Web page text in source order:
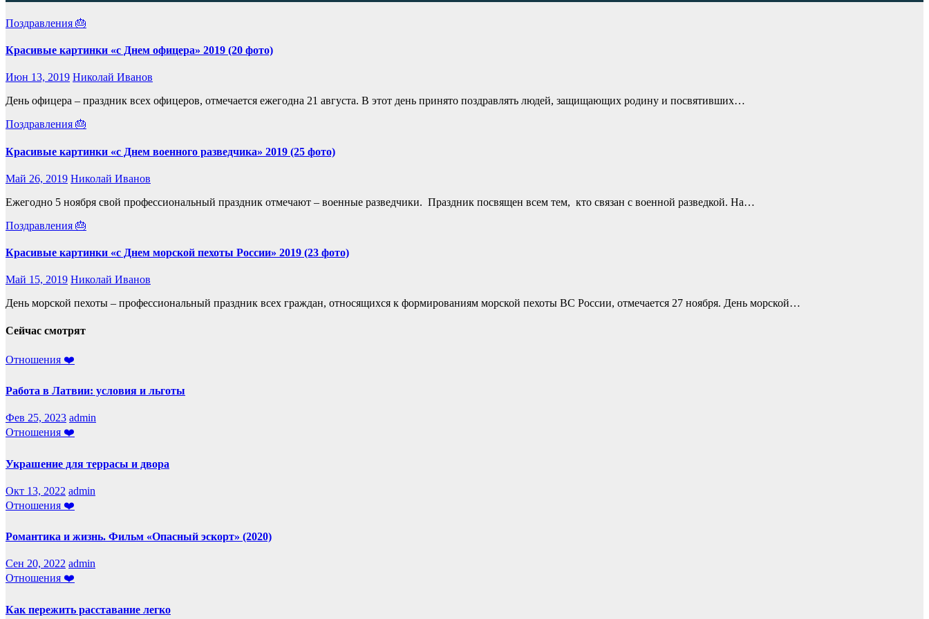
Поздравления 🎂
Красивые картинки «с Днем офицера» 2019 (20 фото)
Июн 13, 2019 Николай Иванов
День офицера – праздник всех офицеров, отмечается ежегодна 21 августа. В этот день принято поздравлять людей, защищающих родину и посвятивших…
Поздравления 🎂
Красивые картинки «с Днем военного разведчика» 2019 (25 фото)
Май 26, 2019 Николай Иванов
Ежегодно 5 ноября свой профессиональный праздник отмечают – военные разведчики. Праздник посвящен всем тем, кто связан с военной разведкой. На…
Поздравления 🎂
Красивые картинки «с Днем морской пехоты России» 2019 (23 фото)
Май 15, 2019 Николай Иванов
День морской пехоты – профессиональный праздник всех граждан, относящихся к формированиям морской пехоты ВС России, отмечается 27 ноября. День морской…
Сейчас смотрят
Отношения ❤️
Работа в Латвии: условия и льготы
Фев 25, 2023 admin
Отношения ❤️
Украшение для террасы и двора
Окт 13, 2022 admin
Отношения ❤️
Романтика и жизнь. Фильм «Опасный эскорт» (2020)
Сен 20, 2022 admin
Отношения ❤️
Как пережить расставание легко